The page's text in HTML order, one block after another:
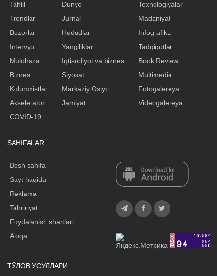
Tahlil
Trendlar
Bozorlar
Intervyu
Mulohaza
Biznes
Kolumnistlar
Akselerator
Dunyo
Jurnal
Hududlar
Yangiliklar
Iqtisodiyot va biznes
Siyosat
Markaziy Osiyo
Jamiyat
Texnologiyalar
Madaniyat
Infografika
Tadqiqotlar
Book Review
Multimedia
Fotogalereya
Videogalereya
COVID-19
SAHIFALAR
Bosh sahifa
Sayt haqida
Reklama
Tahririyat
Foydalanish shartlari
Aloqa
ТЎЛОВ УСУЛЛАРИ